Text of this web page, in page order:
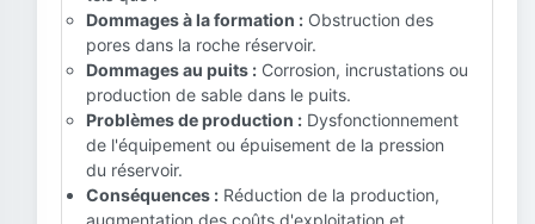
Dommages à la formation : Obstruction des
pores dans la roche réservoir.
Dommages au puits : Corrosion, incrustations ou
production de sable dans le puits.
Problèmes de production : Dysfonctionnement
de l'équipement ou épuisement de la pression
du réservoir.
Conséquences : Réduction de la production,
augmentation des coûts d'exploitation et